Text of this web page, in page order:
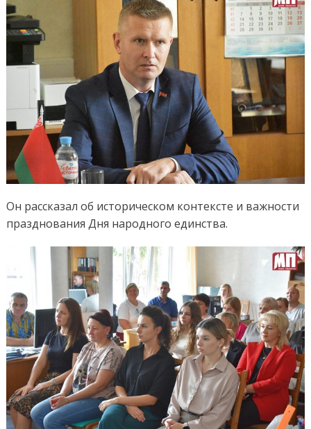
Он рассказал об историческом контексте и важности
празднования Дня народного единства.